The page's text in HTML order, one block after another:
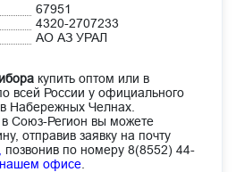
67951
4320-2707233
АО АЗ УРАЛ
купить оптом или в
всей России у официального
Набережных Челнах.
в Союз-Регион вы можете
отправив заявку на почту
позвонив по номеру 8(8552) 44-
нашем офисе